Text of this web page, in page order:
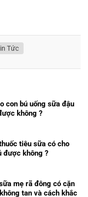
Tức
con bú uống sữa đậu
không ?
tiêu sữa có cho
được không ?
mẹ rã đông có cặn
tan và cách khắc